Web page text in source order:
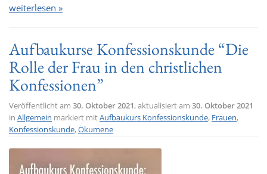
weiterlesen »
Aufbaukurse Konfessionskunde “Die
Rolle der Frau in den christlichen
Konfessionen”
Veröffentlicht am 30. Oktober 2021, aktualisiert am 30. Oktober 2021
in Allgemein markiert mitAufbaukurs Konfessionskunde, Frauen,
Konfessionskunde,Ökumene